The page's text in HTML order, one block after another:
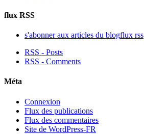
flux RSS
s'abonner aux articles du blogflux rss
RSS - Posts
RSS - Comments
Méta
Connexion
Flux des publications
Flux des commentaires
Site de WordPress-FR